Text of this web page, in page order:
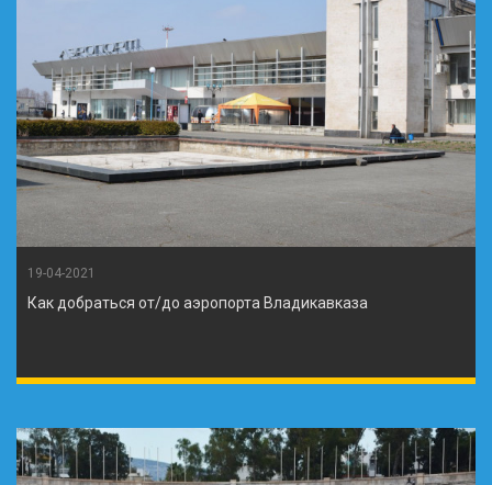
19-04-2021
Как добраться от/до аэропорта Владикавказа